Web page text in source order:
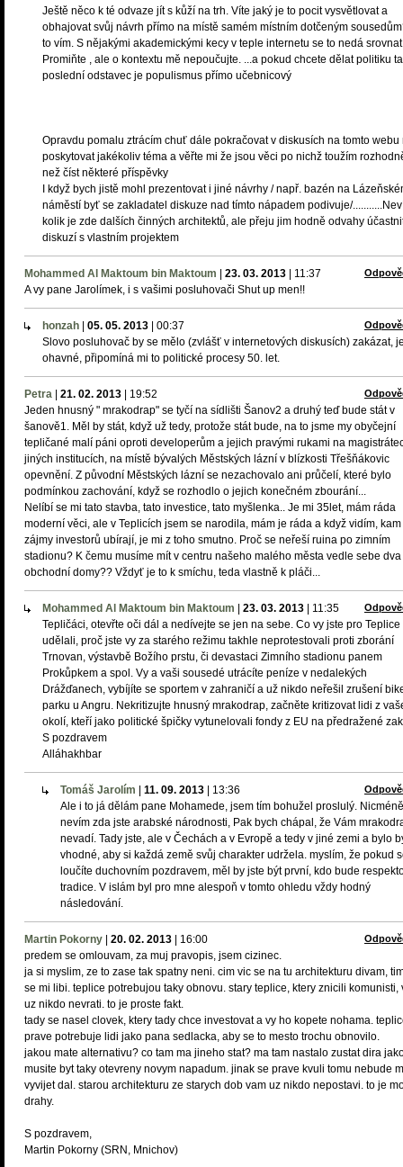
Ještě něco k té odvaze jít s kůží na trh. Víte jaký je to pocit vysvětlovat a
obhajovat svůj návrh přímo na místě samém místním dotčeným
to vím. S nějakými akademickými kecy v teple internetu se to nedá
Promiňte , ale o kontextu mě nepoučujte. ...a pokud chcete dělat politiku
poslední odstavec je populismus přímo učebnicový
Opravdu pomalu ztrácím chuť dále pokračovat v diskusích na tomto webu
poskytovat jakékoliv téma a věřte mi že jsou věci po nichž toužím
než číst některé příspěvky
I když bych jistě mohl prezentovat i jiné návrhy / např. bazén na
náměstí byť se zakladatel diskuze nad tímto nápadem podivuje/
kolik je zde dalších činných architektů, ale přeju jim hodně odvahy
diskuzí s vlastním projektem
Mohammed Al Maktoum bin Maktoum 23. 03. 2013 11:37
A vy pane Jarolímek, i s vašimi posluhovači Shut up men!!
honzah 05. 05. 2013 00:37
Slovo posluhovač by se mělo (zvlášť v internetových diskusích) zakázat,
ohavné, připomíná mi to politické procesy 50. let.
Petra 21. 02. 2013 19:52
Jeden hnusný " mrakodrap" se tyčí na sídlišti Šanov2 a druhý teď bude stát v
šanově1. Měl by stát, když už tedy, protože stát bude, na to jsme my obyčejní
tepličané malí páni oproti developerům a jejich pravými rukami na
jiných institucích, na místě bývalých Městských lázní v blízkosti Třešňákovic
opevnění. Z původní Městských lázní se nezachovalo ani průčelí, které bylo
podmínkou zachování, když se rozhodlo o jejich konečném zbourání...
Nelíbí se mi tato stavba, tato investice, tato myšlenka.. Je mi 35let, mám ráda
moderní věci, ale v Teplicích jsem se narodila, mám je ráda a když vidím, kam
zájmy investorů ubírají, je mi z toho smutno. Proč se neřeší ruina po zimním
stadionu? K čemu musíme mít v centru našeho malého města vedle sebe dva
obchodní domy?? Vždyť je to k smíchu, teda vlastně k pláči...
Mohammed Al Maktoum bin Maktoum 23. 03. 2013 11:35
Tepličáci, otevřte oči dál a nedívejte se jen na sebe. Co vy jste pro Teplice
udělali, proč jste vy za starého režimu takhle neprotestovali proti zborání
Trnovan, výstavbě Božího prstu, či devastaci Zimního stadionu panem
Prokůpkem a spol. Vy a vaši sousedé utrácíte peníze v nedalekých
Drážďanech, vybíjíte se sportem v zahraničí a už nikdo neřešil zrušení
parku u Angru. Nekritizujte hnusný mrakodrap, začněte kritizovat lidi z
okolí, kteří jako politické špičky vytunelovali fondy z EU na předražené
S pozdravem
Alláhakhbar
Tomáš Jarolím 11. 09. 2013 13:36
Ale i to já dělám pane Mohamede, jsem tím bohužel proslulý. Nicméně
nevím zda jste arabské národnosti, Pak bych chápal, že Vám
nevadí. Tady jste, ale v Čechách a v Evropě a tedy v jiné zemi a bylo
vhodné, aby si každá země svůj charakter udržela. myslím, že pokud
loučíte duchovním pozdravem, měl by jste být první, kdo bude
tradice. V islám byl pro mne alespoň v tomto ohledu vždy hodný
následování.
Martin Pokorny 20. 02. 2013 16:00
predem se omlouvam, za muj pravopis, jsem cizinec.
ja si myslim, ze to zase tak spatny neni. cim vic se na tu architekturu divam,
se mi libi. teplice potrebujou taky obnovu. stary teplice, ktery znicili komunisti,
uz nikdo nevrati. to je proste fakt.
tady se nasel clovek, ktery tady chce investovat a vy ho kopete nohama.
prave potrebuje lidi jako pana sedlacka, aby se to mesto trochu obnovilo.
jakou mate alternativu? co tam ma jineho stat? ma tam nastalo zustat dira
musite byt taky otevreny novym napadum. jinak se prave kvuli tomu nebude
vyvijet dal. starou architekturu ze starych dob vam uz nikdo nepostavi. to je
drahy.
S pozdravem,
Martin Pokorny (SRN, Mnichov)